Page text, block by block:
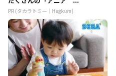
PR (タカラトミー｜Hugkum)